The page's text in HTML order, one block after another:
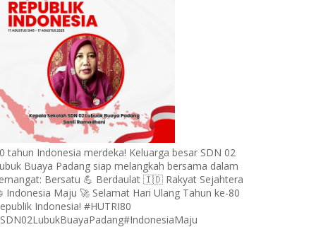
tahun Indonesia merdeka! Keluarga besar SDN 02
Buaya Padang siap melangkah bersama dalam
Bersatu 💪 Berdaulat 🇮🇩 Rakyat Sejahtera
Indonesia Maju 🚀 Selamat Hari Ulang Tahun ke-80
Indonesia! #HUTRI80